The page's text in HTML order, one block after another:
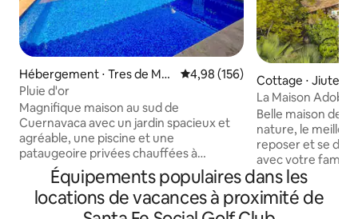
Hébergement ⋅ Tres de May
o
Évaluation moyenne sur la
4,98 (156)
Pluie d'or
Magnifique maison au sud de
Cuernavaca avec un jardin spacieux et
agréable, une piscine et une
pataugeoire privées chauffées à
l’énergie solaire ; la température atteint
18/25 degrés en hiver et 28/34 degrés
en été ; barrière de sécurité pour les
enfants et les animaux de compagnie.
Cottage ⋅
La Maison
Belle maison de
nature, le
reposer et se
avec votre
d'une belle
chambres
bain complète,
Équipements populaires dans les
locations de vacances à proximité de